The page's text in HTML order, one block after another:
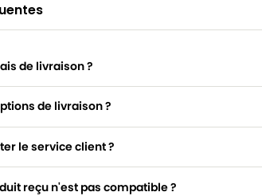
de livraison ?
de livraison ?
le service client ?
reçu n'est pas compatible ?